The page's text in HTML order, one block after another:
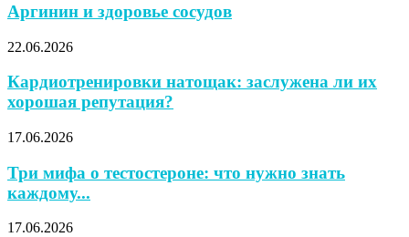
Аргинин и здоровье сосудов
22.06.2026
Кардиотренировки натощак: заслужена ли их
хорошая репутация?
17.06.2026
Три мифа о тестостероне: что нужно знать
каждому...
17.06.2026